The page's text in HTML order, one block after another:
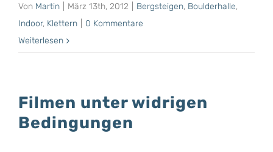
Von Martin März 13th, 2012 Bergsteigen, Boulderhalle,
Indoor, Klettern
0 Kommentare
Weiterlesen
Filmen unter widrigen
Bedingungen